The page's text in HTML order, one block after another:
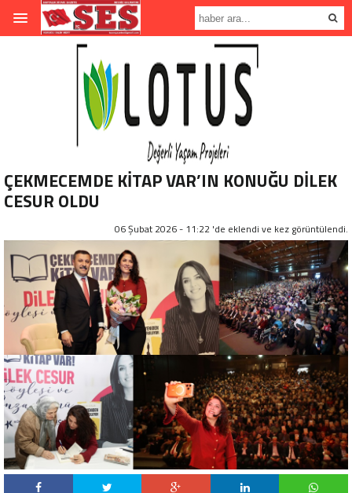
ÇEKMECEMDE KİTAP VAR’IN KONUĞU DİLEK
CESUR OLDU
06 Şubat 2026 - 11:22 'de eklendi ve kez görüntülendi.